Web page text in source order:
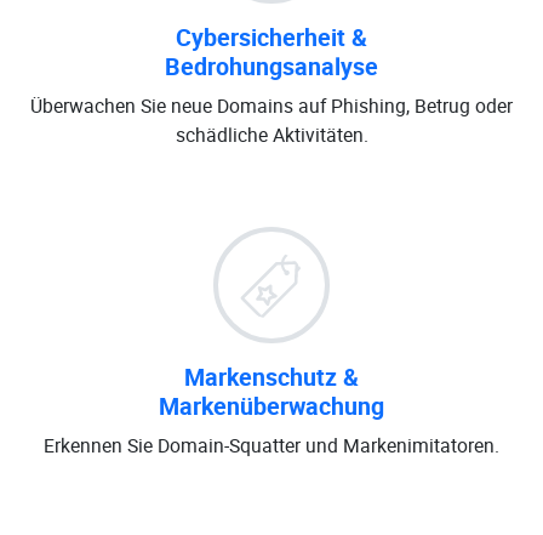
Cybersicherheit &
Bedrohungsanalyse
Überwachen Sie neue Domains auf Phishing, Betrug oder
schädliche Aktivitäten.
Markenschutz &
Markenüberwachung
Erkennen Sie Domain-Squatter und Markenimitatoren.